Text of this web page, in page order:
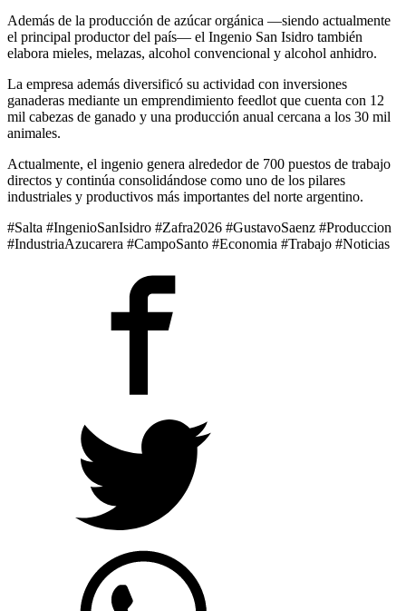
Además de la producción de azúcar orgánica —siendo actualmente
el principal productor del país— el Ingenio San Isidro también
elabora mieles, melazas, alcohol convencional y alcohol anhidro.
La empresa además diversificó su actividad con inversiones
ganaderas mediante un emprendimiento feedlot que cuenta con 12
mil cabezas de ganado y una producción anual cercana a los 30 mil
animales.
Actualmente, el ingenio genera alrededor de 700 puestos de trabajo
directos y continúa consolidándose como uno de los pilares
industriales y productivos más importantes del norte argentino.
#Salta #IngenioSanIsidro #Zafra2026 #GustavoSaenz #Produccion
#IndustriaAzucarera #CampoSanto #Economia #Trabajo #Noticias